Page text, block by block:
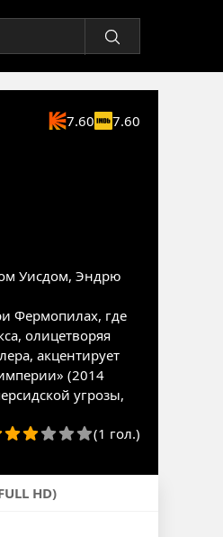
7.60 7.60
Уисдом, Эндрю
Фермопилах, где
олицетворяя
акцентирует
(2014
угрозы,
(1 гол.)
HD)